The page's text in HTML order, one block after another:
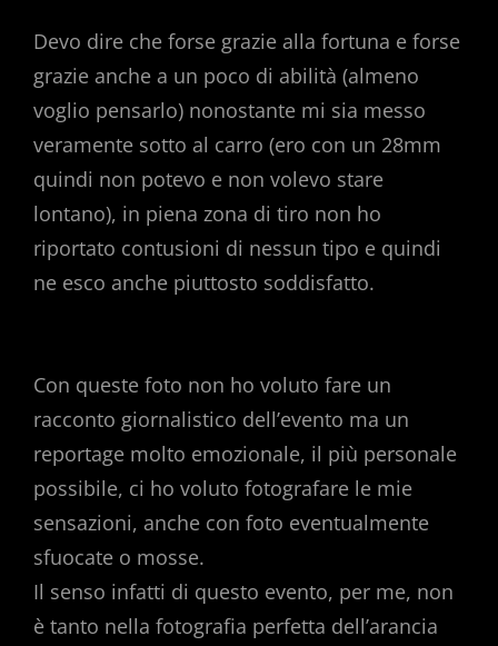
Devo dire che forse grazie alla fortuna e forse
grazie anche a un poco di abilità (almeno
voglio pensarlo) nonostante mi sia messo
veramente sotto al carro (ero con un 28mm
quindi non potevo e non volevo stare
lontano), in piena zona di tiro non ho
riportato contusioni di nessun tipo e quindi
ne esco anche piuttosto soddisfatto.
Con queste foto non ho voluto fare un
racconto giornalistico dell’evento ma un
reportage molto emozionale, il più personale
possibile, ci ho voluto fotografare le mie
sensazioni, anche con foto eventualmente
sfuocate o mosse.
Il senso infatti di questo evento, per me, non
è tanto nella fotografia perfetta dell’arancia